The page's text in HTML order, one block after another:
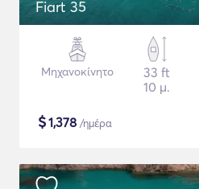
Fiart 35
Μηχανοκίνητο
33 ft
10 μ.
$1,378 /ημέρα